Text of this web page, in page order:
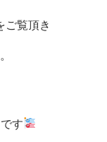
ご覧頂き
です